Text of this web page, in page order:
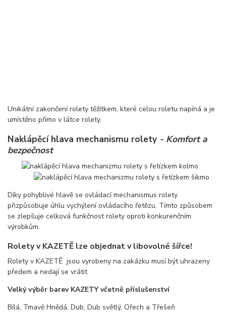
Unikátní zakončení rolety těžítkem, které celou roletu napíná a je
umístěno přímo v látce rolety.
Naklápěcí hlava mechanismu rolety - Komfort a
bezpečnost
Díky pohyblivé hlavě se ovládací mechanismus rolety
přizpůsobuje úhlu vychýlení ovládacího řetězu. Tímto způsobem
se zlepšuje celková funkčnost rolety oproti konkurenčním
výrobkům.
Rolety v KAZETĚ lze objednat v libovolné šířce!
Rolety v KAZETĚ jsou vyrobeny na zakázku musí být uhrazeny
předem a nedají se vrátit.
Velký výběr barev KAZETY včetně příslušenství
Bílá, Tmavě Hnědá, Dub, Dub světlý, Ořech a Třešeň